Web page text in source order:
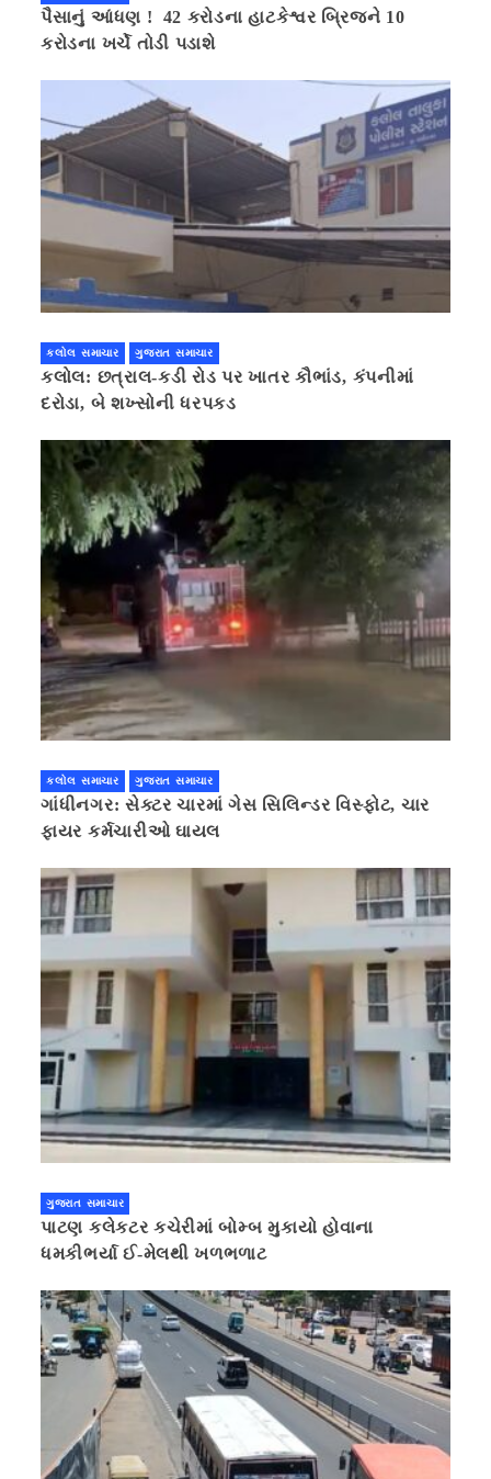
પૈસાનું આંધણ ! 42 કરોડના હાટકેશ્વર બ્રિજને 10
કરોડના ખર્ચે તોડી પડાશે
કલોલ સમાચાર ગુજરાત સમાચાર
કલોલ: છત્રાલ-કડી રોડ પર ખાતર કૌભાંડ, કંપનીમાં
દરોડા, બે શખ્સોની ધરપકડ
કલોલ સમાચાર ગુજરાત સમાચાર
ગાંધીનગર: સેક્ટર ચારમાં ગેસ સિલિન્ડર વિસ્ફોટ, ચાર
ફાયર કર્મચારીઓ ઘાયલ
ગુજરાત સમાચાર
પાટણ કલેકટર કચેરીમાં બોમ્બ મુકાયો હોવાના
ધમકીભર્યા ઈ-મેલથી ખળભળાટ